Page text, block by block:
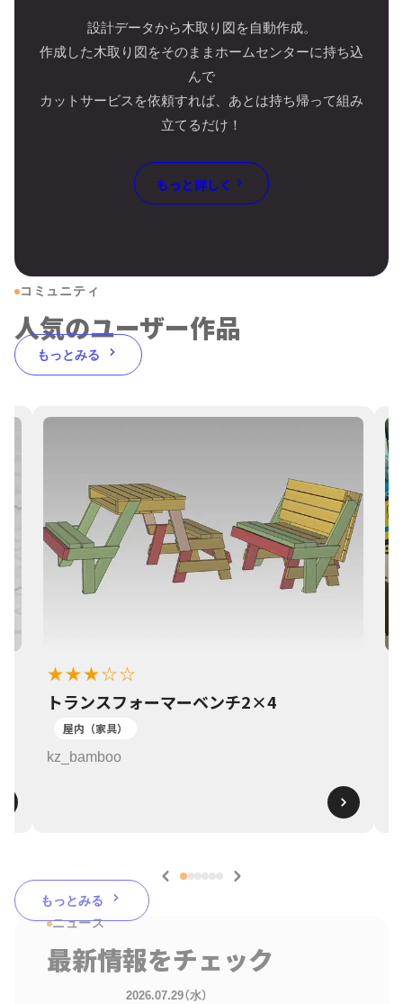
設計データから木取り図を自動作成。
作成した木取り図をそのままホームセンターに持ち込
んで
カットサービスを依頼すれば、あとは持ち帰って組み
立てるだけ！
もっと詳しく
コミュニティ
人気のユーザー作品
もっとみる
★★★☆☆
トランスフォーマーベンチ2×4
屋内（家具）
kz_bamboo
もっとみる
ニュース
最新情報をチェック
2026.07.29（水）